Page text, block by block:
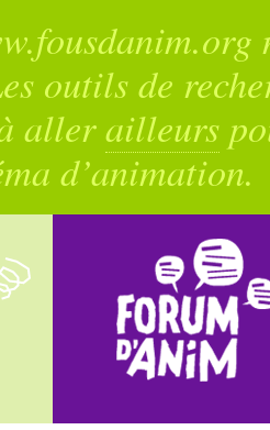
outils de
allerailleurs
d’animation.